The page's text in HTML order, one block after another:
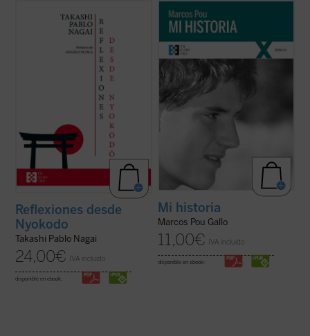
serie de escritos breves, meditaciones y
cartas suyas que conforman una obra
valiosísima para seguir, a través de una
intimidad familiar con él, los pasos de
Takashi hacia el encuentro final con ...
Reflexiones desde
Nyokodo
Takashi Pablo Nagai
24,00€ IVA incluido
disponible en ebook:
«Es algo extraño hablar de 'mi historia'
puesto que lo único interesante en ella, lo
único que la salva de ser una historia
en mi vida. Por lo tanto, es más bien la
historia de lo que Cristo ha hecho ...(ver
Mi historia
Marcos Pou Gallo
11,00€ IVA incluido
disponible en ebook: